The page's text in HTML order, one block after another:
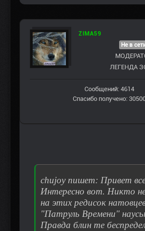
ZIMA59
Не в
ЛЕГЕНДА
Сообщений: 4614
Спасибо получено:
chujoy пишет: Привет
Интересно вот. Никто
на этих редисок
"Патруль Времени"
Правда блин те